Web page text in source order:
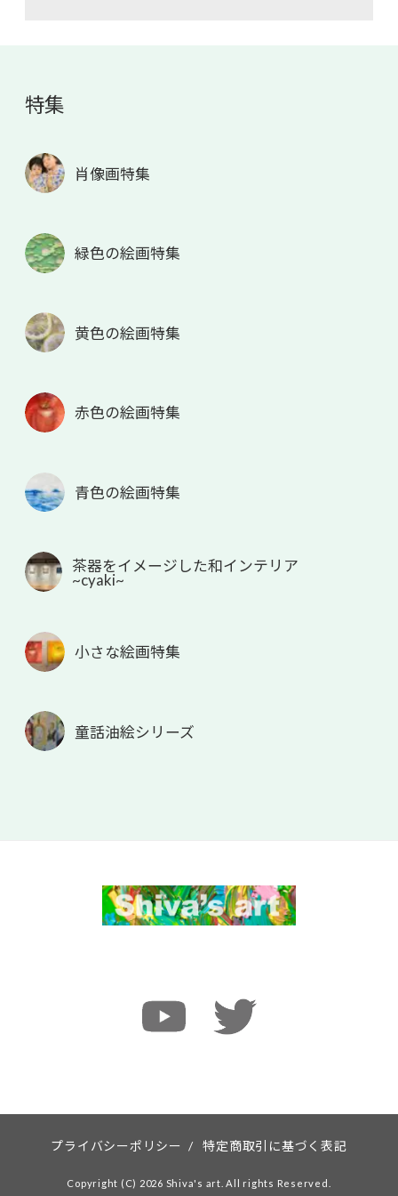
特集
肖像画特集
緑色の絵画特集
黄色の絵画特集
赤色の絵画特集
青色の絵画特集
茶器をイメージした和インテリア
~cyaki~
小さな絵画特集
童話油絵シリーズ
プライバシーポリシー / 特定商取引に基づく表記
Copyright (C) 2026 Shiva's art. All rights Reserved.